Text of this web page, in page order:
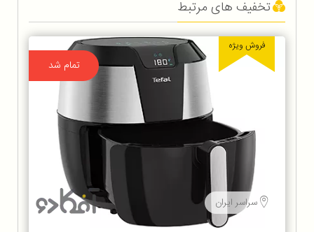
تخفیف های مرتبط
تمام شد
فروش ویژه
سراسر ایران